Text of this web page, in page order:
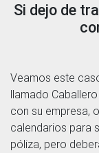
Si dejo de
Veamos este
llamado
con su empresa,
calendarios para
póliza, pero